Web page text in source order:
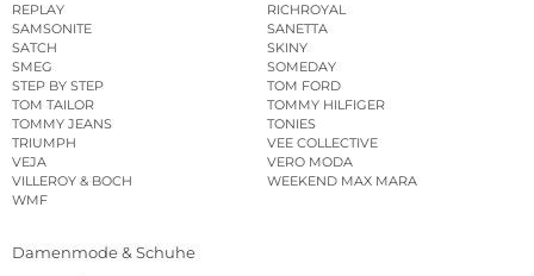
REPLAY
RICHROYAL
SAMSONITE
SANETTA
SATCH
SKINY
SMEG
SOMEDAY
STEP BY STEP
TOM FORD
TOM TAILOR
TOMMY HILFIGER
TOMMY JEANS
TONIES
TRIUMPH
VEE COLLECTIVE
VEJA
VERO MODA
VILLEROY & BOCH
WEEKEND MAX MARA
WMF
Damenmode & Schuhe